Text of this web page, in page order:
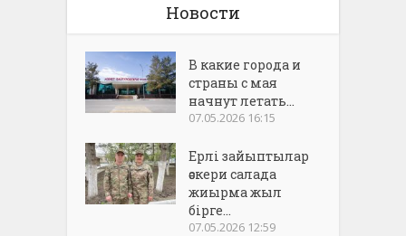
Новости
В какие города и
страны с мая
начнут летать...
07.05.2026 16:15
Ерлі зайыптылар
әскери салада
жиырма жыл
бірге...
07.05.2026 12:59